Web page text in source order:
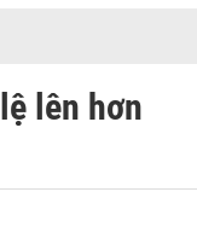
lên hơn